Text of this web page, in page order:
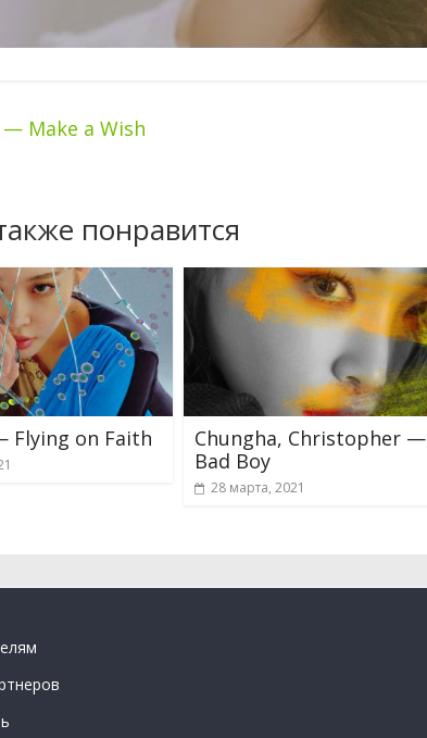
— Make a Wish
понравится
Flying on Faith
Chungha, Christopher —
Bad Boy
28 марта, 2021